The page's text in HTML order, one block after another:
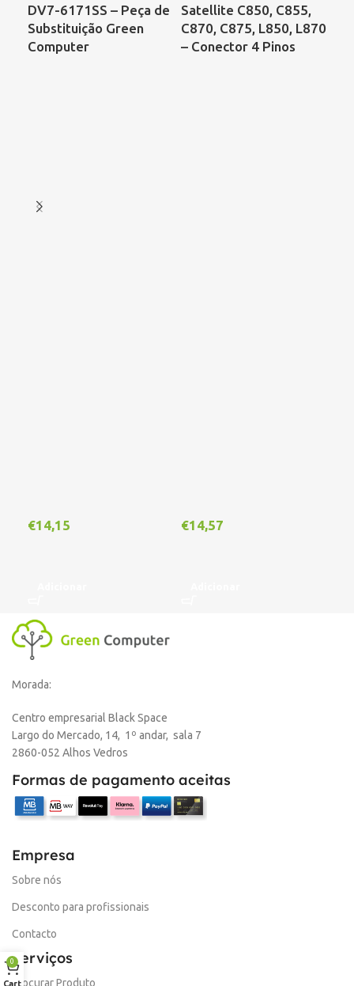
DV7-6171SS – Peça de
Substituição Green
Computer
€14,15
Satellite C850, C855,
C870, C875, L850, L870
– Conector 4 Pinos
€14,57
Morada:
Centro empresarial Black Space
Largo do Mercado, 14, 1º andar, sala 7
2860-052 Alhos Vedros
Formas de pagamento aceitas
Empresa
Sobre nós
Desconto para profissionais
Contacto
Serviços
Procurar Produto
0
Cart